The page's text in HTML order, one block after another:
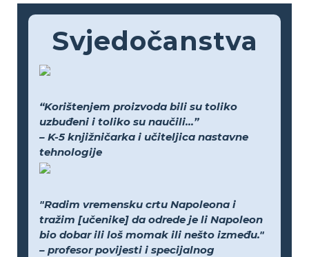
Svjedočanstva
“Korištenjem proizvoda bili su toliko
uzbuđeni i toliko su naučili...”
– K-5 knjižničarka i učiteljica nastavne
tehnologije
"Radim vremensku crtu Napoleona i
tražim [učenike] da odrede je li Napoleon
bio dobar ili loš momak ili nešto između."
– profesor povijesti i specijalnog